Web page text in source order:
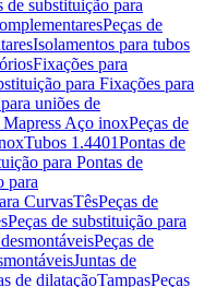
de substituição para
Peças de
Isolamentos para tubos
Fixações para
para Fixações para
uniões de
Aço inoxPeças de
Tubos 1.4401Pontas de
para Pontas de
para
CurvasTêsPeças de
Peças de substituição para
Peças de
Juntas de
de dilataçãoTampasPeças